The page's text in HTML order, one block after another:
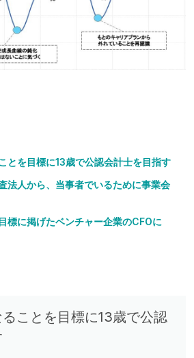
とを目標に13歳で公認会計士を目指す
法人から、当事者でいるために事業会
標に掲げたベンチャー企業のCFOに
ことを目標に13歳で公認